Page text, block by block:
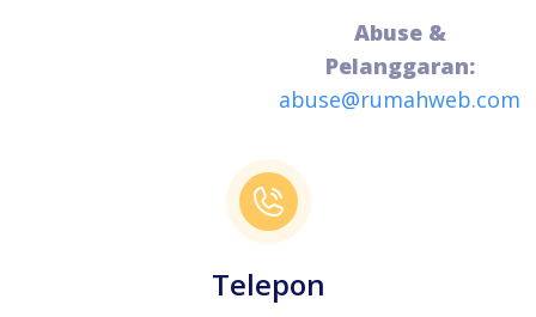
Abuse &
Pelanggaran:
abuse@rumahweb.com
Telepon